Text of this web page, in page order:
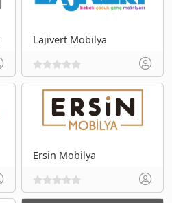
Lajivert Mobilya
Ersin Mobilya